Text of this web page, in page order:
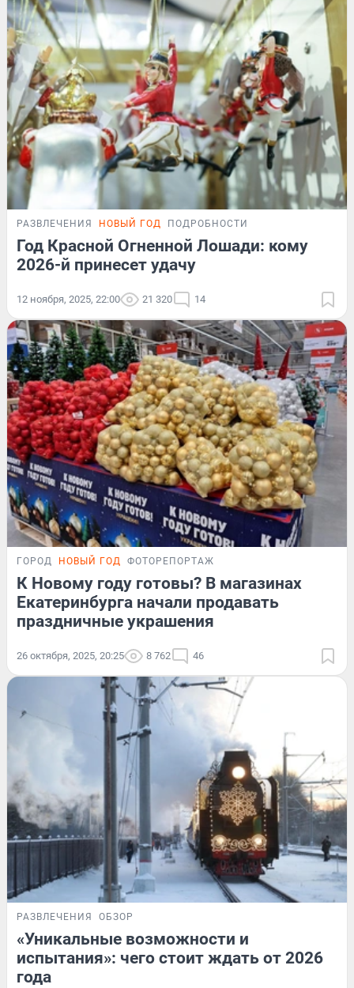
РАЗВЛЕЧЕНИЯ НОВЫЙ ГОД ПОДРОБНОСТИ
Год Красной Огненной Лошади: кому
2026-й принесет удачу
12 ноября, 2025, 22:00 21 320 14
ГОРОД НОВЫЙ ГОД ФОТОРЕПОРТАЖ
К Новому году готовы? В магазинах
Екатеринбурга начали продавать
праздничные украшения
26 октября, 2025, 20:25 8 762 46
РАЗВЛЕЧЕНИЯ ОБЗОР
«Уникальные возможности и
испытания»: чего стоит ждать от 2026
года